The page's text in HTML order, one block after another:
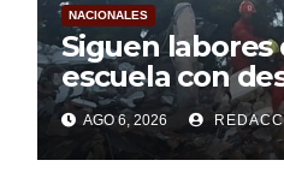
NACIONALES
Siguen labores
escuela con
parcial en Cuba
AGO 6, 2026